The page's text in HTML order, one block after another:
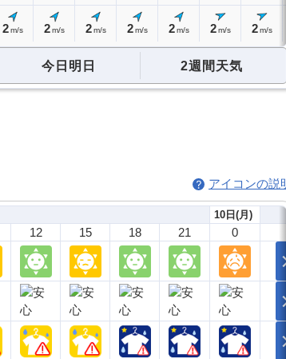
2 m/s 2 m/s 2 m/s 2 m/s 2 m/s 2 m/s 2 m/s
今日明日 2週間天気
アイコンの説
12 15 18 21
10日(月)
0